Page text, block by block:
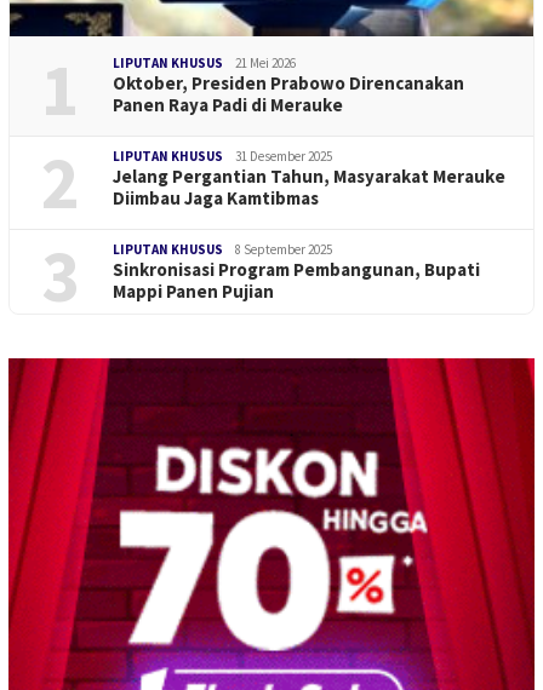
1 LIPUTAN KHUSUS 21 Mei 2026
Oktober, Presiden Prabowo Direncanakan
Panen Raya Padi di Merauke
2 LIPUTAN KHUSUS 31 Desember 2025
Jelang Pergantian Tahun, Masyarakat Merauke
Diimbau Jaga Kamtibmas
3 LIPUTAN KHUSUS 8 September 2025
Sinkronisasi Program Pembangunan, Bupati
Mappi Panen Pujian